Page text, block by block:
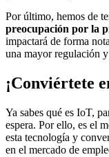
Por último, hemos de
preocupación por la
impactará de forma
una mayor regulación
¡Conviértete
Ya sabes qué es IoT,
espera. Por ello, es el
esta tecnología y
en el mercado de